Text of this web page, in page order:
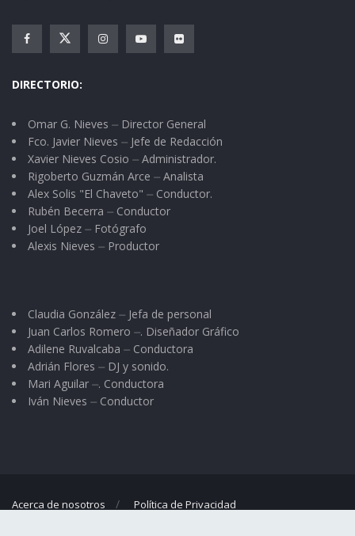
DIRECTORIO:
Omar G. Nieves ⏤ Director General
Fco. Javier Nieves ⏤ Jefe de Redacción
Xavier Nieves Cosio ⏤ Administrador.
Rigoberto Guzmán Arce ⏤ Analista
Alex Solis "El Chaveto" ⏤ Conductor.
Rubén Becerra ⏤ Conductor
Joel López ⏤ Fotógrafo
Alexis Nieves ⏤ Productor
Claudia González ⏤ Jefa de personal
Juan Carlos Romero ⏤. Diseñador Gráfico
Adilene Ruvalcaba ⏤ Conductora
Adrián Flores ⏤ DJ y sonido.
Mari Aguilar ⏤. Conductora
Iván Nieves ⏤ Conductor
Acerca de nosotros Política de Privacidad